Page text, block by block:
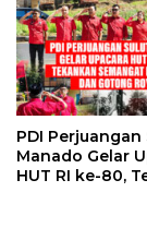
PDI Perjuangan
Manado Gelar
HUT RI ke-80,